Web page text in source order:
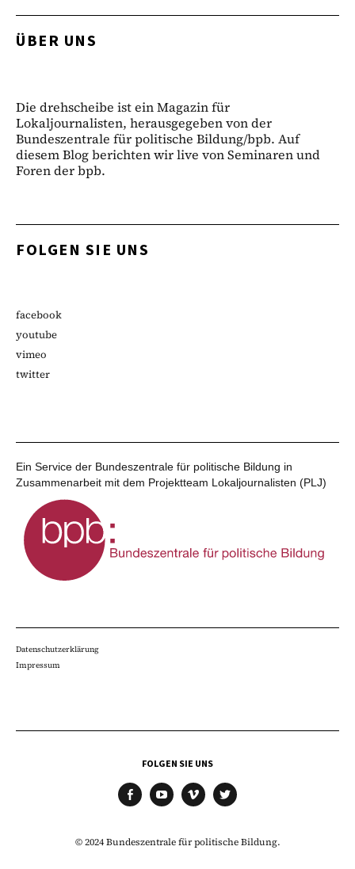
ÜBER UNS
Die drehscheibe ist ein Magazin für
Lokaljournalisten, herausgegeben von der
Bundeszentrale für politische Bildung/bpb. Auf
diesem Blog berichten wir live von Seminaren und
Foren der bpb.
FOLGEN SIE UNS
facebook
youtube
vimeo
twitter
Ein Service der Bundeszentrale für politische Bildung in
Zusammenarbeit mit dem Projektteam Lokaljournalisten (PLJ)
Datenschutzerklärung
Impressum
FOLGEN SIE UNS
© 2024 Bundeszentrale für politische Bildung